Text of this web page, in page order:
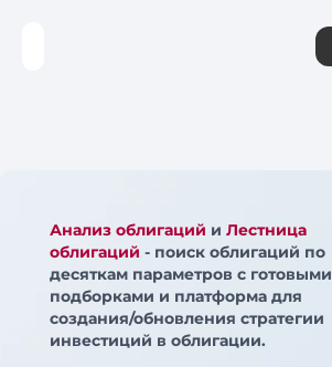
Анализ облигаций и Лестница
облигаций - поиск облигаций по
десяткам параметров с готовыми
подборками и платформа для
создания/обновления стратегии
инвестиций в облигации.